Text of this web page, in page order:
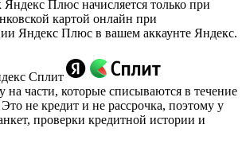
Плюс начисляется только при
картой онлайн при
Яндекс Плюс в вашем аккаунте Яндекс.
Сплит
на части, которые списываются в течение
не кредит и не рассрочка, поэтому у
проверки кредитной истории и